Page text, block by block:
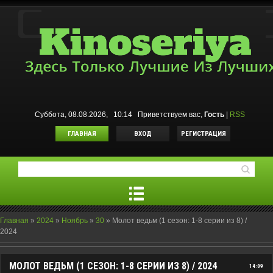
Суббота, 08.08.2026, 10:14 Приветствуем вас, Гость| RSS
ГЛАВНАЯ ВХОД РЕГИСТРАЦИЯ
Главная » 2024 » Ноябрь » 30 » Молот ведьм (1 сезон: 1-8 серии из 8) /
2024
14:09
МОЛОТ ВЕДЬМ (1 СЕЗОН: 1-8 СЕРИИ ИЗ 8) / 2024